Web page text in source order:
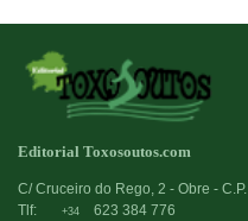
Editorial Toxosoutos.com
C/ Cruceiro do Rego, 2 - Obre -
Tlf:
+34
623 384 776